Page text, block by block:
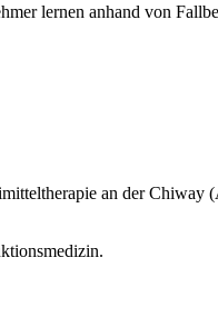
lernen anhand von
an der